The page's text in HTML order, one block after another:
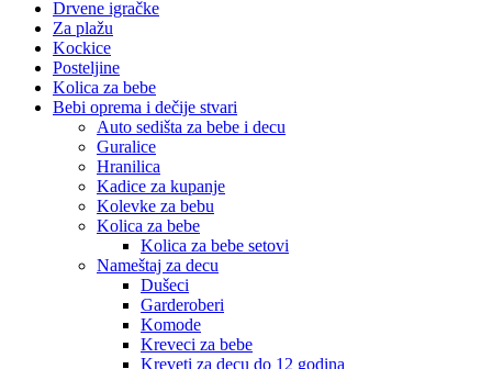
Drvene igračke
Za plažu
Kockice
Posteljine
Kolica za bebe
Bebi oprema i dečije stvari
Auto sedišta za bebe i decu
Guralice
Hranilica
Kadice za kupanje
Kolevke za bebu
Kolica za bebe
Kolica za bebe setovi
Nameštaj za decu
Dušeci
Garderoberi
Komode
Kreveci za bebe
Kreveti za decu do 12 godina